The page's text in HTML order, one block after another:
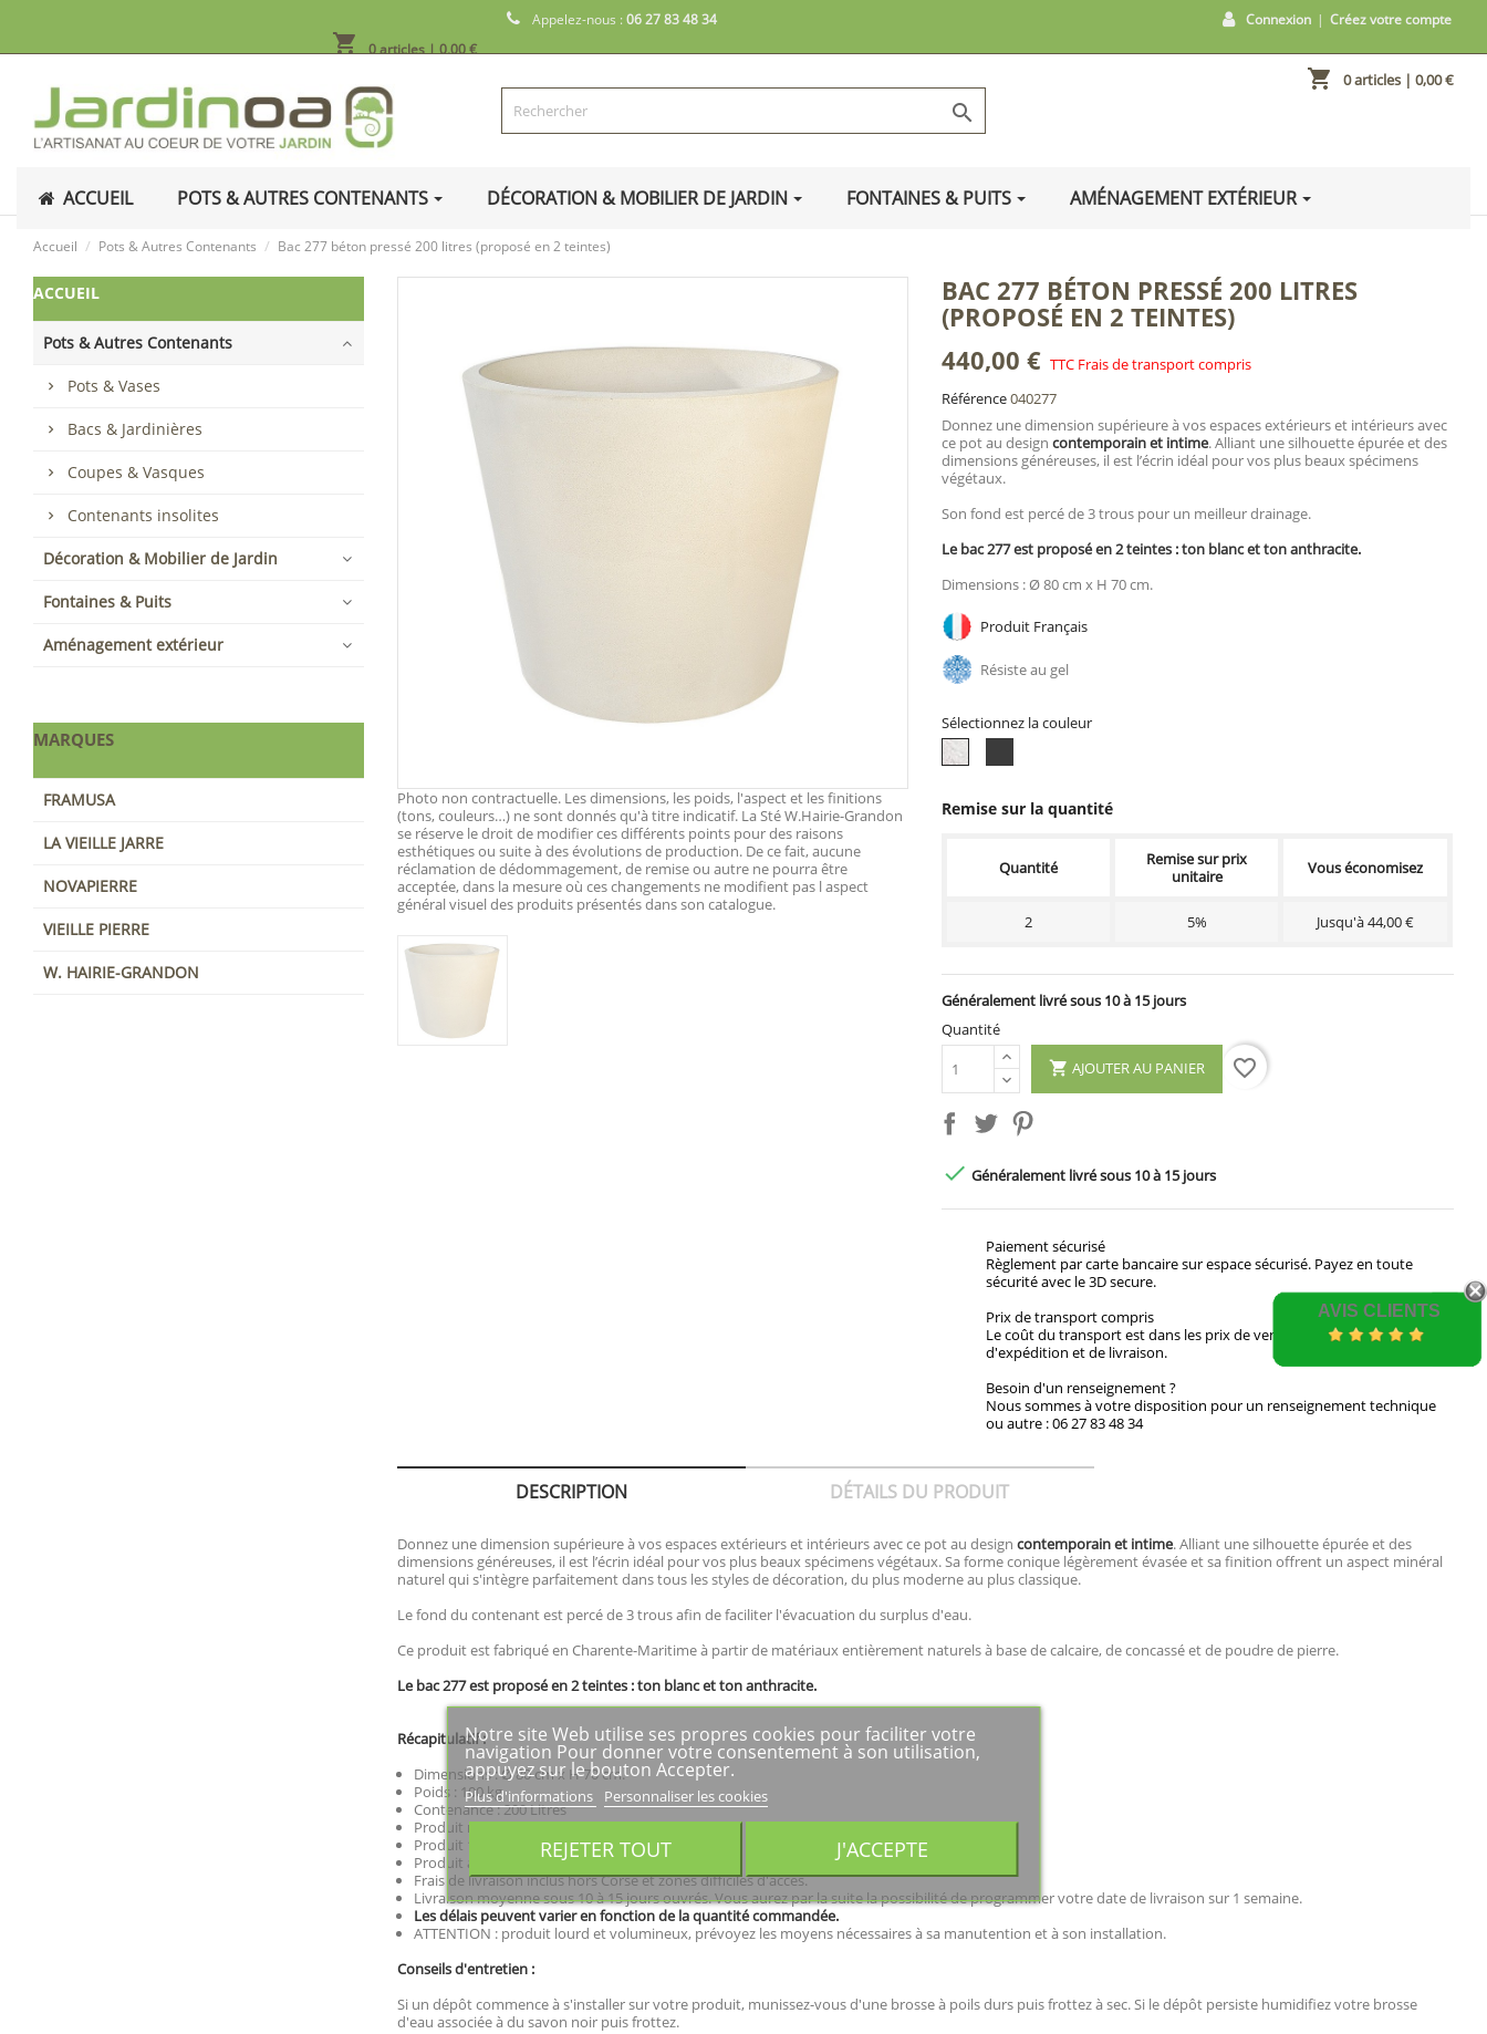
Appelez-nous :06 27 83 48 34 Connexion | Créez votre compte
shopping_cart 0 articles| 0,00 €

shopping_cart 0 articles| 0,00 €
ACCUEIL POTS & AUTRES CONTENANTS DÉCORATION & MOBILIER DE JARDIN FONTAINES & PUITS AMÉNAGEMENT EXTÉRIEUR
Accueil Pots & Autres Contenants Bac 277 béton pressé 200 litres (proposé en 2 teintes)
ACCUEIL
Pots & Autres Contenants
Pots & Vases
Bacs & Jardinières
Coupes & Vasques
Contenants insolites
Décoration & Mobilier de Jardin
Fontaines & Puits
Aménagement extérieur
MARQUES
FRAMUSA
LA VIEILLE JARRE
NOVAPIERRE
VIEILLE PIERRE
W. HAIRIE-GRANDON
Photo non contractuelle. Les dimensions, les poids, l'aspect et les finitions
(tons, couleurs…) ne sont donnés qu'à titre indicatif. La Sté W.Hairie-Grandon
se réserve le droit de modifier ces différents points pour des raisons
esthétiques ou suite à des évolutions de production. De ce fait, aucune
réclamation de dédommagement, de remise ou autre ne pourra être
acceptée, dans la mesure où ces changements ne modifient pas l aspect
général visuel des produits présentés dans son catalogue.
BAC 277 BÉTON PRESSÉ 200 LITRES
(PROPOSÉ EN 2 TEINTES)
440,00 € TTC Frais de transport compris
Référence040277
Donnez une dimension supérieure à vos espaces extérieurs et intérieurs avec
ce pot au designcontemporain et intime. Alliant une silhouette épurée et des
dimensions généreuses, il est l’écrin idéal pour vos plus beaux spécimens
végétaux.
Son fond est percé de 3 trous pour un meilleur drainage.
Le bac 277 est proposé en 2 teintes : ton blanc et ton anthracite.
Dimensions : Ø 80 cm x H 70 cm.
Produit Français
Résiste au gel
Sélectionnez la couleur
blanc anthracite
Remise sur la quantité
Quantité
Remise sur prix
unitaire
Vous économisez
2 5% Jusqu'à 44,00 €
Généralement livré sous 10 à 15 jours
Quantité
 AJOUTER AU PANIER favorite_border
 Généralement livré sous 10 à 15 jours
Paiement sécurisé
Règlement par carte bancaire sur espace sécurisé. Payez en toute
sécurité avec le 3D secure.
Prix de transport compris
Le coût du transport est dans les prix de vente. Voir les modalités
d'expédition et de livraison.
Besoin d'un renseignement ?
Nous sommes à votre disposition pour un renseignement technique
ou autre : 06 27 83 48 34
DESCRIPTION DÉTAILS DU PRODUIT
Donnez une dimension supérieure à vos espaces extérieurs et intérieurs avec ce pot au design contemporain et intime. Alliant une silhouette épurée et des
dimensions généreuses, il est l’écrin idéal pour vos plus beaux spécimens végétaux. Sa forme conique légèrement évasée et sa finition offrent un aspect minéral
naturel qui s'intègre parfaitement dans tous les styles de décoration, du plus moderne au plus classique.
Le fond du contenant est percé de 3 trous afin de faciliter l'évacuation du surplus d'eau.
Ce produit est fabriqué en Charente-Maritime à partir de matériaux entièrement naturels à base de calcaire, de concassé et de poudre de pierre.
Le bac 277 est proposé en 2 teintes : ton blanc et ton anthracite.
Récapitulatif :
Dimensions : Ø 80 cm x H 70 cm.
Poids : 100 kg
Contenance : 200 Litres
Produit résistant au gel et aux UV
Produit 100% français.
Produit artisanal, finitions à la main.
Frais de livraison inclus hors Corse et zones difficiles d'accès.
Livraison moyenne sous 10 à 15 jours ouvrés. Vous aurez par la suite la possibilité de programmer votre date de livraison sur 1 semaine.
Les délais peuvent varier en fonction de la quantité commandée.
ATTENTION : produit lourd et volumineux, prévoyez les moyens nécessaires à sa manutention et à son installation.
Conseils d'entretien :
Si un dépôt commence à s'installer sur votre produit, munissez-vous d'une brosse à poils durs puis frottez à sec. Si le dépôt persiste humidifiez votre brosse
d'eau associée à du savon noir puis frottez.
AVIS CLIENTS
Notre site Web utilise ses propres cookies pour faciliter votre
navigation Pour donner votre consentement à son utilisation,
appuyez sur le bouton Accepter.
Plus d'informations Personnaliser les cookies
REJETER TOUT J'ACCEPTE